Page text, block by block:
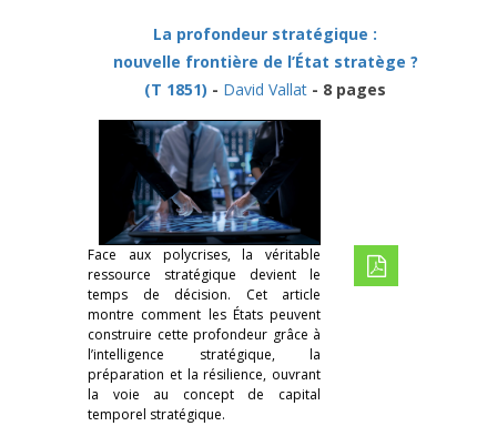
La profondeur stratégique :
nouvelle frontière de l’État stratège ?
(T 1851) - David Vallat - 8 pages
Face aux polycrises, la véritable
ressource stratégique devient le
temps de décision. Cet article
montre comment les États peuvent
construire cette profondeur grâce à
l’intelligence stratégique, la
préparation et la résilience, ouvrant
la voie au concept de capital
temporel stratégique.